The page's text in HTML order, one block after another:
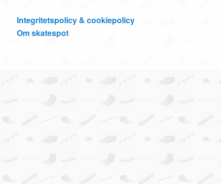
Integritetspolicy & cookiepolicy
Om skatespot